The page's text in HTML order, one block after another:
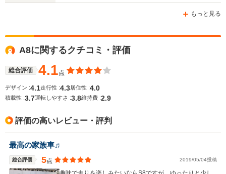
WLTCモード
燃費
7.8～8.2km/L
└市街地:4.9～
5.3km/L
└郊外:8.1～8.5km/L
└高速道路:10.1～
10.5km/L
14.2km/L
もっと見る
A8に関するクチコミ・評価
総合評価 4.1点
デザイン :4.1走行性 :4.3 居住性 :4.0
積載性 :3.7運転しやすさ :3.8維持費 :2.9
評価の高いレビュー・評判
最高の家族車♬
総合評価 5点 2019/05/04投稿